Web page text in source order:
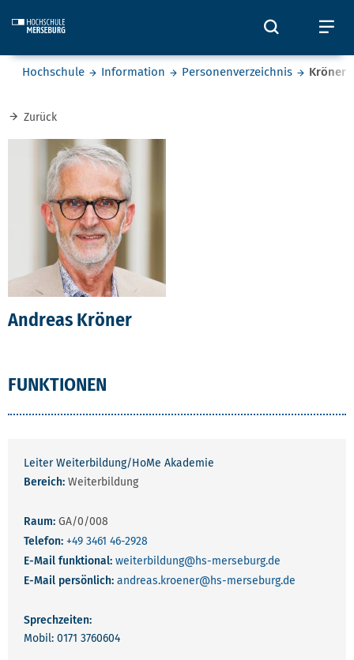
Öffnet
Sie befinden sich hier:
Hochschule Information Personenverzeichnis Kröner
Zurück
Andreas Kröner
FUNKTIONEN
Leiter Weiterbildung/HoMe Akademie
Bereich: Weiterbildung
Raum: GA/0/008
Telefon: +49 3461 46-2928
E-Mail funktional: weiterbildung@hs-merseburg.de
E-Mail persönlich: andreas.kroener@hs-merseburg.de
Sprechzeiten:
Mobil: 0171 3760604